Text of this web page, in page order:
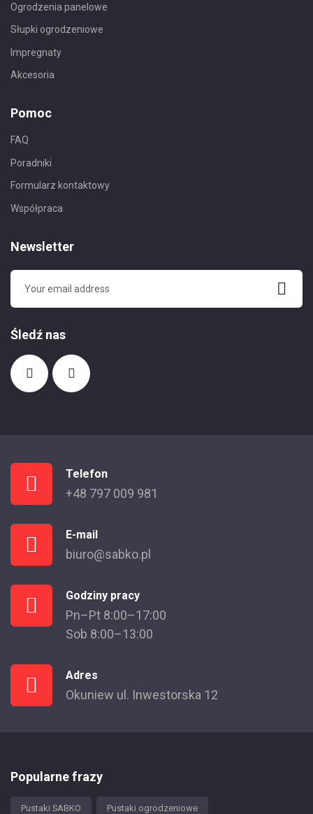
Ogrodzenia panelowe
Słupki ogrodzeniowe
Impregnaty
Akcesoria
Pomoc
FAQ
Poradniki
Formularz kontaktowy
Współpraca
Newsletter
Śledź nas
Telefon
+48 797 009 981
E-mail
biuro@sabko.pl
Godziny pracy
Pn–Pt 8:00–17:00
Sob 8:00–13:00
Adres
Okuniew ul. Inwestorska 12
Popularne frazy
Pustaki SABKO Pustaki ogrodzeniowe